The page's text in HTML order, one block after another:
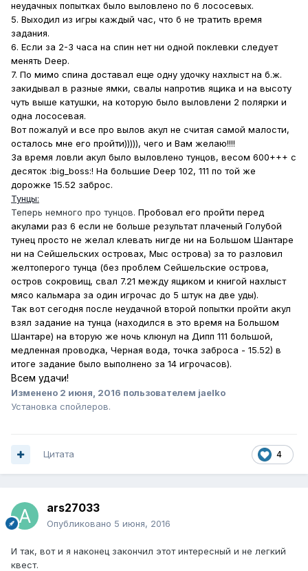
неудачных попытках было выловлено по 6 лососевых.
5. Выходил из игры каждый час, что б не тратить время
задания.
6. Если за 2-3 часа на спин нет ни одной поклевки следует
менять Deep.
7. По мимо спина доставал еще одну удочку нахлыст на б.ж.
закидывал в разные ямки, свалы напротив ящика и на высоту
чуть выше катушки, на которую было выловлени 2 полярки и
одна лососевая.
Вот пожалуй и все про вылов акул не считая самой малости,
осталось мне его пройти))))), чего и Вам желаю!!!!
За время ловли акул было выловлено тунцов, весом 600+++ с
десяток :big_boss:! На большие Deep 102, 111 по той же
дорожке 15.52 заброс.
Тунцы:
Теперь немного про тунцов. Пробовал его пройти перед
акулами раз 6 если не больше результат плаченый Голубой
тунец просто не желал клевать нигде ни на Большом Шантаре
ни на Сейшельских островах, Мыс острова) за то разловил
желтоперого тунца (без проблем Сейшельские острова,
остров сокровищ, свал 7.21 между ящиком и книгой нахлыст
мясо кальмара за один игрочас до 5 штук на две уды).
Так вот сегодня после неудачной второй попытки пройти акул
взял задание на тунца (находился в это время на Большом
Шантаре) на вторую же ночь клюнул на Дипп 111 большой,
медленная проводка, Черная вода, точка заброса - 15.52) в
итоге задание было выполнено за 14 игрочасов).
Всем удачи!
Изменено 2 июня, 2016 пользователем jaelko
Установка спойлеров.
4
Цитата
ars27033
Опубликовано 5 июня, 2016
И так, вот и я наконец закончил этот интересный и не легкий
квест.